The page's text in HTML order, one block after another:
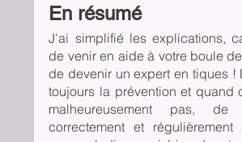
En résumé
J'ai simplifié les explications,
de venir en aide à votre boule
de devenir un expert en tiques !
toujours la prévention et quand
malheureusement pas,
correctement et